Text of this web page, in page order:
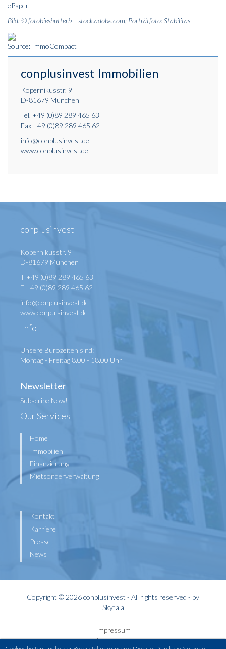
ePaper.
Bild: © fotobieshutterb – stock.adobe.com; Porträtfoto: Stabilitas
Source: ImmoCompact
conplusinvest Immobilien
Kopernikusstr. 9
D-81679 München
Tel. +49 (0)89 289 465 63
Fax +49 (0)89 289 465 62
info@conplusinvest.de
www.conplusinvest.de
conplusinvest
Kopernikusstr. 9
D-81679 München
T +49 (0)89 289 465 63
F +49 (0)89 289 465 62
info@conplusinvest.de
www.conpulsinvest.de
Info
Unsere Bürozeiten sind:
Montag - Freitag 8.00 - 18.00 Uhr
Newsletter
Subscribe Now!
Our Services
Home
Immobilien
Finanzierung
Mietsonderverwaltung
Kontakt
Karriere
Presse
News
Copyright © 2026 conplusinvest - All rights reserved - by
Skytala
Impressum
Datenschutz